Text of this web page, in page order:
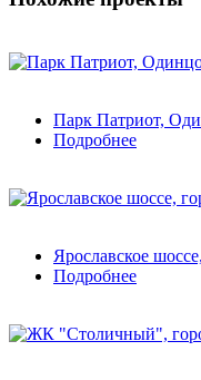
Парк Патриот,
Подробнее
Ярославское
Подробнее